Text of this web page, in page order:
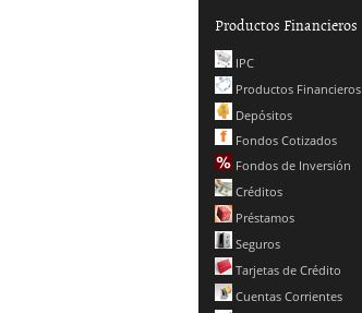
Productos Financieros
IPC
Productos Financieros
Depósitos
Fondos Cotizados
Fondos de Inversión
Créditos
Préstamos
Seguros
Tarjetas de Crédito
Cuentas Corrientes